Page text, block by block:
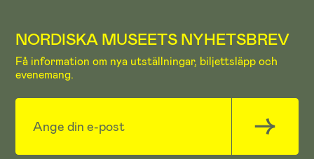
NORDISKA MUSEETS NYHETSBREV
Få information om nya utställningar, biljettsläpp och
evenemang.